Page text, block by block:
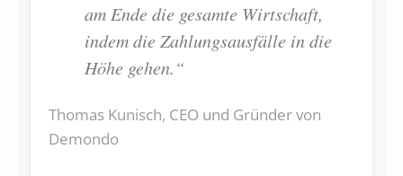
am Ende die gesamte Wirtschaft,
indem die Zahlungsausfälle in die
Höhe gehen.“
Thomas Kunisch, CEO und Gründer von
Demondo